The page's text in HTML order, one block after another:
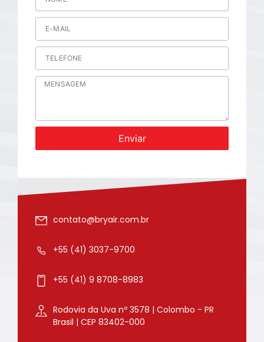
Enviar
contato@bryair.com.br
+55 (41) 3037-9700
+55 (41) 9 8708-8983
Rodovia da Uva nº 3578 | Colombo - PR
Brasil | CEP 83402-000